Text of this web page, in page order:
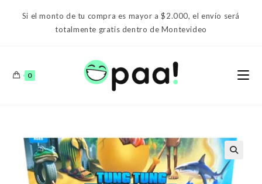
Si el monto de tu compra es mayor a $2.000, el envío será
totalmente gratis dentro de Montevideo
0